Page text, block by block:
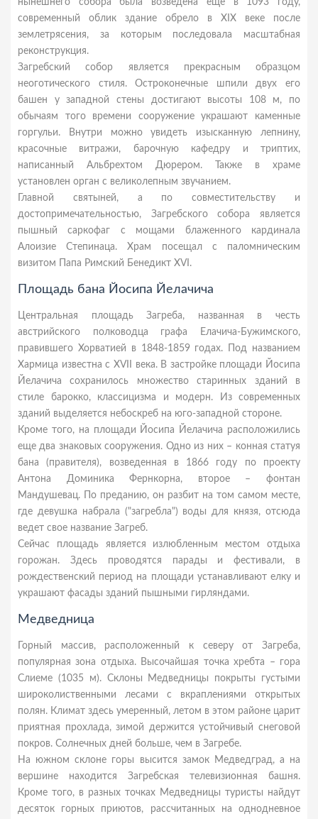
нынешнего собора была возведена еще в 1093 году,
современный облик здание обрело в XIX веке после
землетрясения, за которым последовала масштабная
реконструкция.
Загребский собор является прекрасным образцом
неоготического стиля. Остроконечные шпили двух его
башен у западной стены достигают высоты 108 м, по
обычаям того времени сооружение украшают каменные
горгульи. Внутри можно увидеть изысканную лепнину,
красочные витражи, барочную кафедру и триптих,
написанный Альбрехтом Дюрером. Также в храме
установлен орган с великолепным звучанием.
Главной святыней, а по совместительству и
достопримечательностью, Загребского собора является
пышный саркофаг с мощами блаженного кардинала
Алоизие Степинаца. Храм посещал с паломническим
визитом Папа Римский Бенедикт XVI.
Площадь бана Йосипа Йелачича
Центральная площадь Загреба, названная в честь
австрийского полководца графа Елачича-Бужимского,
правившего Хорватией в 1848-1859 годах. Под названием
Хармица известна с XVII века. В застройке площади Йосипа
Йелачича сохранилось множество старинных зданий в
стиле барокко, классицизма и модерн. Из современных
зданий выделяется небоскреб на юго-западной стороне.
Кроме того, на площади Йосипа Йелачича расположились
еще два знаковых сооружения. Одно из них – конная статуя
бана (правителя), возведенная в 1866 году по проекту
Антона Доминика Фернкорна, второе – фонтан
Мандушевац. По преданию, он разбит на том самом месте,
где девушка набрала ("загребла") воды для князя, отсюда
ведет свое название Загреб.
Сейчас площадь является излюбленным местом отдыха
горожан. Здесь проводятся парады и фестивали, в
рождественский период на площади устанавливают елку и
украшают фасады зданий пышными гирляндами.
Медведница
Горный массив, расположенный к северу от Загреба,
популярная зона отдыха. Высочайшая точка хребта – гора
Слиеме (1035 м). Склоны Медведницы покрыты густыми
широколиственными лесами с вкраплениями открытых
полян. Климат здесь умеренный, летом в этом районе царит
приятная прохлада, зимой держится устойчивый снеговой
покров. Солнечных дней больше, чем в Загребе.
На южном склоне горы высится замок Медведград, а на
вершине находится Загребская телевизионная башня.
Кроме того, в разных точках Медведницы туристы найдут
десяток горных приютов, рассчитанных на однодневное